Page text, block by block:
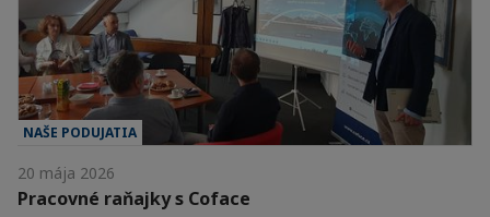
NAŠE PODUJATIA
20 mája 2026
Pracovné raňajky s Coface